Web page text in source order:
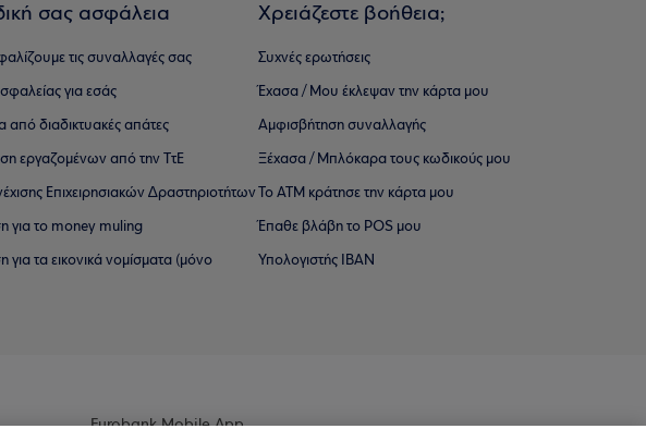
σας ασφάλεια
τις συναλλαγές σας
για εσάς
από διαδικτυακές απάτες
εργαζομένων από την ΤτΕ
Επιχειρησιακών ∆ραστηριοτήτων
για το money muling
για τα εικονικά νομίσματα (μόνο
Χρειάζεστε βοήθεια;
Συχνές ερωτήσεις
Έχασα / Μου έκλεψαν την κάρτα μου
Αμφισβήτηση συναλλαγής
Ξέχασα / Μπλόκαρα τους κωδικούς μου
Το ΑΤΜ κράτησε την κάρτα μου
Έπαθε βλάβη το POS μου
Υπολογιστής IBAN
Eurobank Mobile App